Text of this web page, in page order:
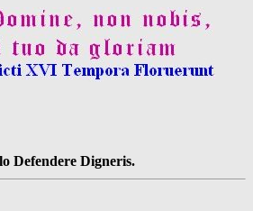
Defendere Digneris.